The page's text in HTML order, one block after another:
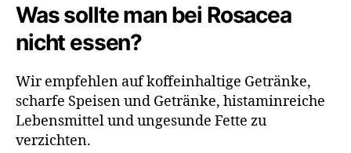
Was sollte man bei Rosacea
nicht essen?
Wir empfehlen auf koffeinhaltige Getränke,
scharfe Speisen und Getränke, histaminreiche
Lebensmittel und ungesunde Fette zu
verzichten.